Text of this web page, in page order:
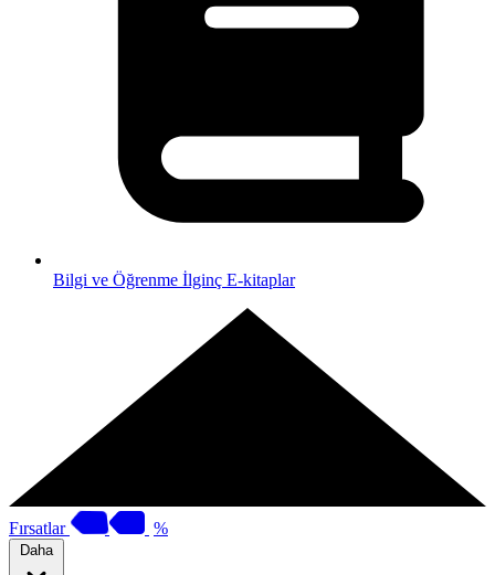
Bilgi ve Öğrenme İlginç E-kitaplar
Fırsatlar %
Daha